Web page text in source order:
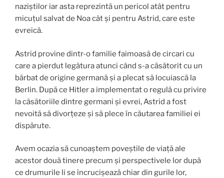
naziștilor iar asta reprezintă un pericol atât pentru
micuțul salvat de Noa cât și pentru Astrid, care este
evreică.
Astrid provine dintr-o familie faimoasă de circari cu
care a pierdut legătura atunci când s-a căsătorit cu un
bărbat de origine germană și a plecat să locuiască la
Berlin. După ce Hitler a implementat o regulă cu privire
la căsătoriile dintre germani și evrei, Astrid a fost
nevoită să divorțeze și să plece în căutarea familiei ei
dispărute.
Avem ocazia să cunoaștem poveștile de viață ale
acestor două tinere precum și perspectivele lor după
ce drumurile li se încrucișează chiar din gurile lor,